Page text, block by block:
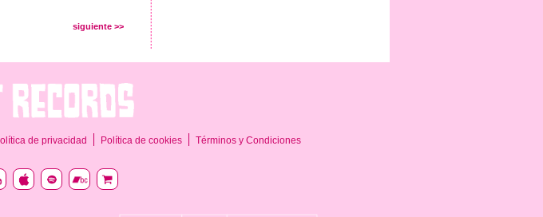
siguiente >>
de privacidad Política de cookies Términos y Condiciones